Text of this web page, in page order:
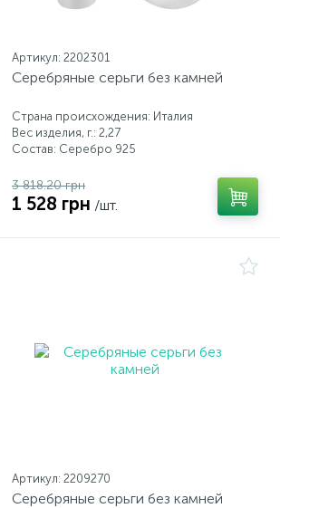
Артикул: 2202301
Серебряные серьги без камней
Страна происхождения: Италия
Вес изделия, г.: 2,27
Состав: Серебро 925
3 818.20 грн
1 528 грн /шт.
Артикул: 2209270
Серебряные серьги без камней